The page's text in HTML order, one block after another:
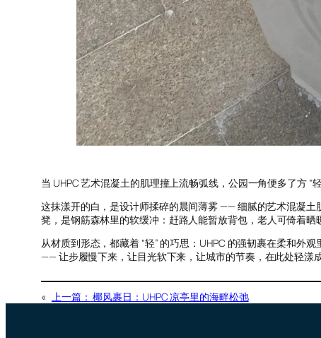
当 UHPC 艺术混凝土的肌理撞上流畅弧线，公园一角便多了方 “轻
这抹漾开的白，是设计师揉碎的晨间薄雾 —— 细腻的艺术混凝
凳，是钢筋森林里的软缓冲：赶路人能暂放背包，老人可倚着
从材质到形态，都藏着 “轻” 的巧思：UHPC 的强韧裹在柔和外
—— 让步履慢下来，让目光软下来，让城市的节奏，在此处轻漾成
« 上一篇： 椰风裹日：UHPC 凉亭里的海畔松弛